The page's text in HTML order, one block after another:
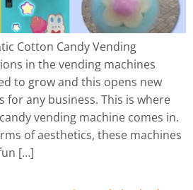
Cotton Candy Vending
in the vending machines
to grow and this opens new
any business. This is where
vending machine comes in.
of aesthetics, these machines
[…]